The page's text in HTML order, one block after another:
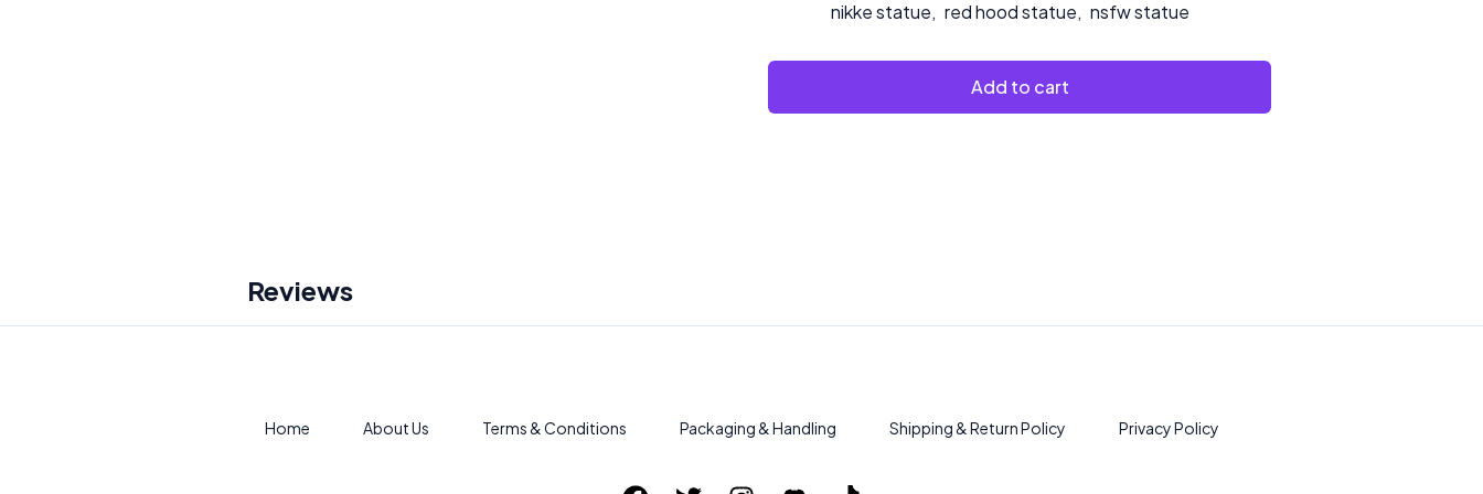
nikke statue, red hood statue, nsfw statue
Add to cart
Reviews
Home About Us Terms & Conditions Packaging & Handling Shipping & Return Policy Privacy Policy